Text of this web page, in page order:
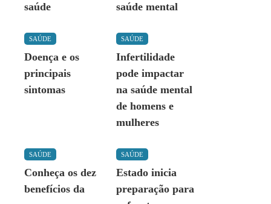
saúde
saúde mental
SAÚDE
Doença e os
principais
sintomas
SAÚDE
Infertilidade
pode impactar
na saúde mental
de homens e
mulheres
SAÚDE
Conheça os dez
benefícios da
SAÚDE
Estado inicia
preparação para